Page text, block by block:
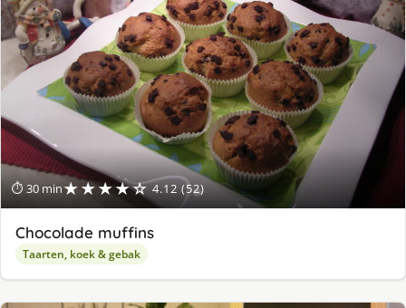
⏱ 30 min★★★★☆ 4.12 (52)
Chocolade muffins
Taarten, koek & gebak